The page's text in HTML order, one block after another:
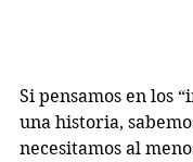
Si pensamos en los
una historia,
necesitamos al